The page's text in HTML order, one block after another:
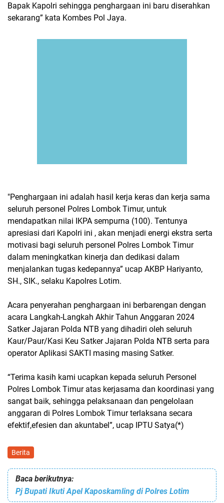
Bapak Kapolri sehingga penghargaan ini baru diserahkan
sekarang” kata Kombes Pol Jaya.
"Penghargaan ini adalah hasil kerja keras dan kerja sama
seluruh personel Polres Lombok Timur, untuk
mendapatkan nilai IKPA sempurna (100). Tentunya
apresiasi dari Kapolri ini , akan menjadi energi ekstra serta
motivasi bagi seluruh personel Polres Lombok Timur
dalam meningkatkan kinerja dan dedikasi dalam
menjalankan tugas kedepannya” ucap AKBP Hariyanto,
SH., SIK., selaku Kapolres Lotim.
Acara penyerahan penghargaan ini berbarengan dengan
acara Langkah-Langkah Akhir Tahun Anggaran 2024
Satker Jajaran Polda NTB yang dihadiri oleh seluruh
Kaur/Paur/Kasi Keu Satker Jajaran Polda NTB serta para
operator Aplikasi SAKTI masing masing Satker.
“Terima kasih kami ucapkan kepada seluruh Personel
Polres Lombok Timur atas kerjasama dan koordinasi yang
sangat baik, sehingga pelaksanaan dan pengelolaan
anggaran di Polres Lombok Timur terlaksana secara
efektif,efesien dan akuntabel”, ucap IPTU Satya(*)
Berita
Baca berikutnya:
Pj Bupati Ikuti Apel Kaposkamling di Polres Lotim